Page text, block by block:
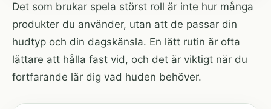
Det som brukar spela störst roll är inte hur många
produkter du använder, utan att de passar din
hudtyp och din dagskänsla. En lätt rutin är ofta
lättare att hålla fast vid, och det är viktigt när du
fortfarande lär dig vad huden behöver.